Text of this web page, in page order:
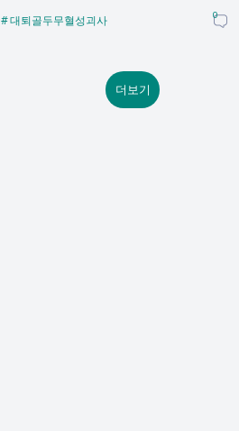
대퇴골두무혈성괴사 0
더보기